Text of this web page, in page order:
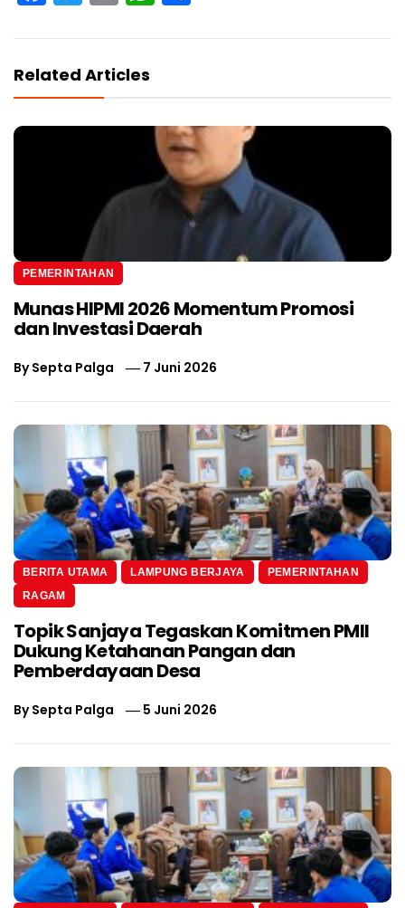
Related Articles
PEMERINTAHAN
Munas HIPMI 2026 Momentum Promosi
dan Investasi Daerah
BySepta Palga 7 Juni 2026
BERITA UTAMA LAMPUNG BERJAYA
PEMERINTAHAN
RAGAM
Topik Sanjaya Tegaskan Komitmen PMII
Dukung Ketahanan Pangan dan
Pemberdayaan Desa
BySepta Palga 5 Juni 2026